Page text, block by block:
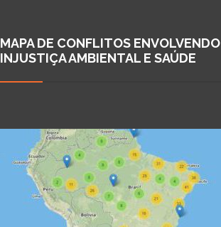
MAPA DE CONFLITOS ENVOLVENDO
INJUSTIÇA AMBIENTAL E SAÚDE